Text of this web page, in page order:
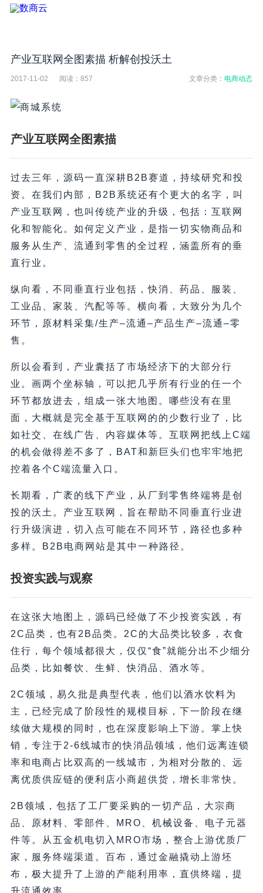
产业互联网全图素描 析解创投沃土
2017-11-02 阅读： 857 文章分类：电商动态
产业互联网全图素描
过去三年，源码一直深耕B2B赛道，持续研究和投
资。在我们内部，B2B系统还有个更大的名字，叫
产业互联网，也叫传统产业的升级，包括：互联网
化和智能化。如何定义产业，是指一切实物商品和
服务从生产、流通到零售的全过程，涵盖所有的垂
直行业。
纵向看，不同垂直行业包括，快消、药品、服装、
工业品、家装、汽配等等。横向看，大致分为几个
环节，原材料采集/生产–流通–产品生产–流通–零
售。
所以会看到，产业囊括了市场经济下的大部分行
业。画两个坐标轴，可以把几乎所有行业的任一个
环节都放进去，组成一张大地图。哪些没有在里
面，大概就是完全基于互联网的的少数行业了，比
如社交、在线广告、内容媒体等。互联网把线上C端
的机会做得差不多了，BAT和新巨头们也牢牢地把
控着各个C端流量入口。
长期看，广袤的线下产业，从厂到零售终端将是创
投的沃土。产业互联网，旨在帮助不同垂直行业进
行升级演进，切入点可能在不同环节，路径也多种
多样。B2B电商网站是其中一种路径。
投资实践与观察
在这张大地图上，源码已经做了不少投资实践，有
2C品类，也有2B品类。2C的大品类比较多，衣食
住行，每个领域都很大，仅仅“食”就能分出不少细分
品类，比如餐饮、生鲜、快消品、酒水等。
2C领域，易久批是典型代表，他们以酒水饮料为
主，已经完成了阶段性的规模目标，下一阶段在继
续做大规模的同时，也在深度影响上下游。掌上快
销，专注于2-6线城市的快消品领域，他们远离连锁
率和电商占比双高的一线城市，为相对分散的、远
离优质供应链的便利店小商超供货，增长非常快。
2B领域，包括了工厂要采购的一切产品，大宗商
品、原材料、零部件、MRO、机械设备、电子元器
件等。从五金机电切入MRO市场，整合上游优质厂
家，服务终端渠道。百布，通过金融撬动上游坯
布，极大提升了上游的产能利用率，直供终端，提
升流通效率。